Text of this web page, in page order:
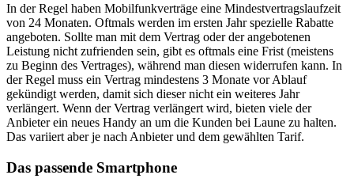
In der Regel haben Mobilfunkverträge eine Mindestvertragslaufzeit
von 24 Monaten. Oftmals werden im ersten Jahr spezielle Rabatte
angeboten. Sollte man mit dem Vertrag oder der angebotenen
Leistung nicht zufrienden sein, gibt es oftmals eine Frist (meistens
zu Beginn des Vertrages), während man diesen widerrufen kann. In
der Regel muss ein Vertrag mindestens 3 Monate vor Ablauf
gekündigt werden, damit sich dieser nicht ein weiteres Jahr
verlängert. Wenn der Vertrag verlängert wird, bieten viele der
Anbieter ein neues Handy an um die Kunden bei Laune zu halten.
Das variiert aber je nach Anbieter und dem gewählten Tarif.
Das passende Smartphone